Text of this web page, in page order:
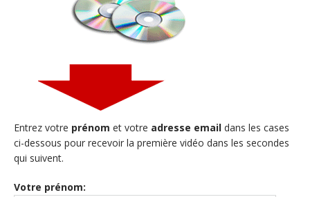
Entrez votre prénom et votre adresse email dans les cases
ci-dessous pour recevoir la première vidéo dans les secondes
qui suivent.
Votre prénom: